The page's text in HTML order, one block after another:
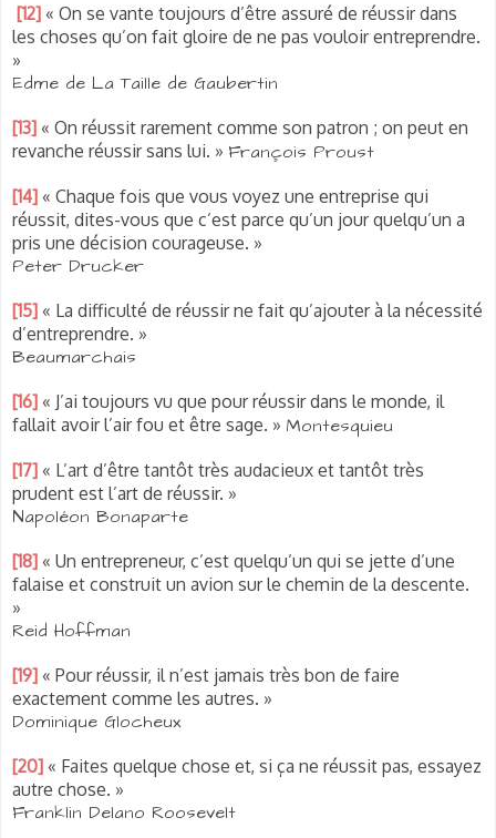
[12] « On se vante toujours d’être assuré de réussir dans
les choses qu’on fait gloire de ne pas vouloir entreprendre.
»
Edme de La Taille de Gaubertin
[13] « On réussit rarement comme son patron ; on peut en
revanche réussir sans lui. » François Proust
[14] « Chaque fois que vous voyez une entreprise qui
réussit, dites-vous que c’est parce qu’un jour quelqu’un a
pris une décision courageuse. »
Peter Drucker
[15] « La difficulté de réussir ne fait qu’ajouter à la nécessité
d’entreprendre. »
Beaumarchais
[16] « J’ai toujours vu que pour réussir dans le monde, il
fallait avoir l’air fou et être sage. » Montesquieu
[17] « L’art d’être tantôt très audacieux et tantôt très
prudent est l’art de réussir. »
Napoléon Bonaparte
[18] « Un entrepreneur, c’est quelqu’un qui se jette d’une
falaise et construit un avion sur le chemin de la descente.
»
Reid Hoffman
[19] « Pour réussir, il n’est jamais très bon de faire
exactement comme les autres. »
Dominique Glocheux
[20] « Faites quelque chose et, si ça ne réussit pas, essayez
autre chose. »
Franklin Delano Roosevelt